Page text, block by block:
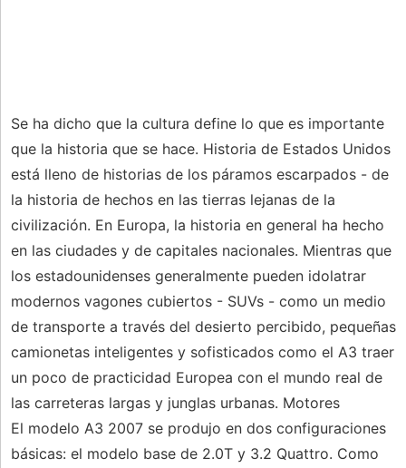
Se ha dicho que la cultura define lo que es importante
que la historia que se hace. Historia de Estados Unidos
está lleno de historias de los páramos escarpados - de
la historia de hechos en las tierras lejanas de la
civilización. En Europa, la historia en general ha hecho
en las ciudades y de capitales nacionales. Mientras que
los estadounidenses generalmente pueden idolatrar
modernos vagones cubiertos - SUVs - como un medio
de transporte a través del desierto percibido, pequeñas
camionetas inteligentes y sofisticados como el A3 traer
un poco de practicidad Europea con el mundo real de
las carreteras largas y junglas urbanas. Motores
El modelo A3 2007 se produjo en dos configuraciones
básicas: el modelo base de 2.0T y 3.2 Quattro. Como